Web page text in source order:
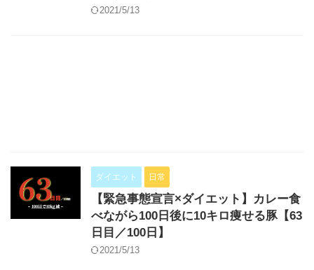
2021/5/13
ダイエット 日常
【緊急事態宣言×ダイエット】カレー食
べながら100日後に10キロ痩せる豚【63
日目／100日】
2021/5/13